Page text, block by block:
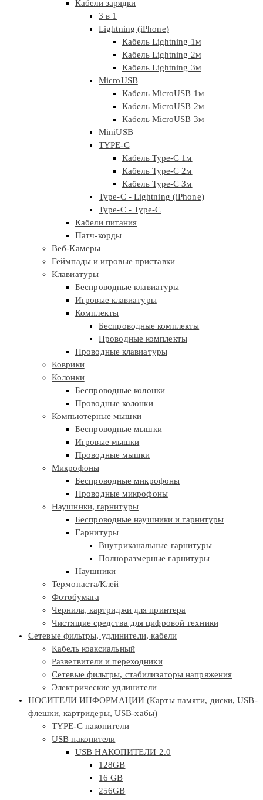
Кабели зарядки
3 в 1
Lightning (iPhone)
Кабель Lightning 1м
Кабель Lightning 2м
Кабель Lightning 3м
MicroUSB
Кабель MicroUSB 1м
Кабель MicroUSB 2м
Кабель MicroUSB 3м
MiniUSB
TYPE-C
Кабель Type-C 1м
Кабель Type-C 2м
Кабель Type-C 3м
Type-C - Lightning (iPhone)
Type-C - Type-C
Кабели питания
Патч-корды
Веб-Камеры
Геймпады и игровые приставки
Клавиатуры
Беспроводные клавиатуры
Игровые клавиатуры
Комплекты
Беспроводные комплекты
Проводные комплекты
Проводные клавиатуры
Коврики
Колонки
Беспроводные колонки
Проводные колонки
Компьютерные мышки
Беспроводные мышки
Игровые мышки
Проводные мышки
Микрофоны
Беспроводные микрофоны
Проводные микрофоны
Наушники, гарнитуры
Беспроводные наушники и гарнитуры
Гарнитуры
Внутриканальные гарнитуры
Полноразмерные гарнитуры
Наушники
Термопаста/Клей
Фотобумага
Чернила, картриджи для принтера
Чистящие средства для цифровой техники
Сетевые фильтры, удлинители, кабели
Кабель коаксиальный
Разветвители и переходники
Сетевые фильтры, стабилизаторы напряжения
Электрические удлинители
НОСИТЕЛИ ИНФОРМАЦИИ (Карты памяти, диски, USB-
флешки, картридеры, USB-хабы)
TYPE-C накопители
USB накопители
USB НАКОПИТЕЛИ 2.0
128GB
16 GB
256GB